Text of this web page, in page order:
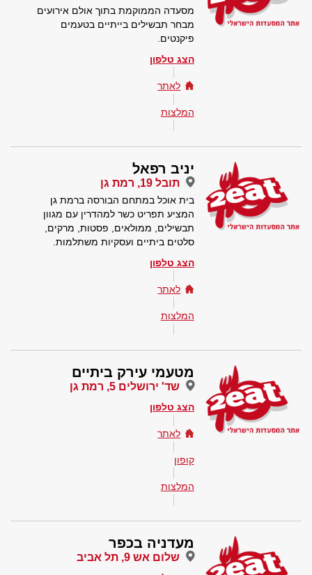
מסעדה הממוקמת בתוך אולם אירועים
מבחר תבשילים בייתיים בטעמים
פיקנטים.
הצג טלפון
לאתר
המלצות
יניב רפאל
תובל 19, רמת גן
בית אוכל במתחם הבורסה ברמת גן
המציע תפריט כשר למהדרין עם מגוון
תבשילים, ממולאים, פסטות, מרקים,
סלטים ביתיים ועסקיות משתלמות.
הצג טלפון
לאתר
המלצות
מטעמי עירק ביתיים
שד' ירושלים 5, רמת גן
הצג טלפון
לאתר
קופון
המלצות
מעדניה בכפר
שלום אש 9, תל אביב